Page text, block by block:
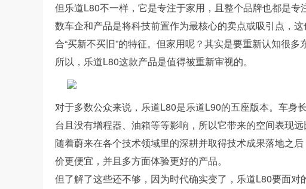
但乐道L80不一样，它是专注于家用，且整个品牌也都是
数车企和产品是将科技前置作为最核心的卖点或吸引点，
合“买新不买旧”的特征。但家用呢？其实是要重新认知很多
所以，乐道L80这款产品是值得被重新审视的。
对于多数公众来说，乐道L80是乐道L90的五座版本。车身
台且没有增程器、油箱等等影响，所以它带来的空间表现
随着蔚来在各个技术领域里的深耕并取得技术成果落地之
价更便宜，并且多方面体验更好的产品。
但了解了这些还不够，因为时代确实变了，乐道L80要面